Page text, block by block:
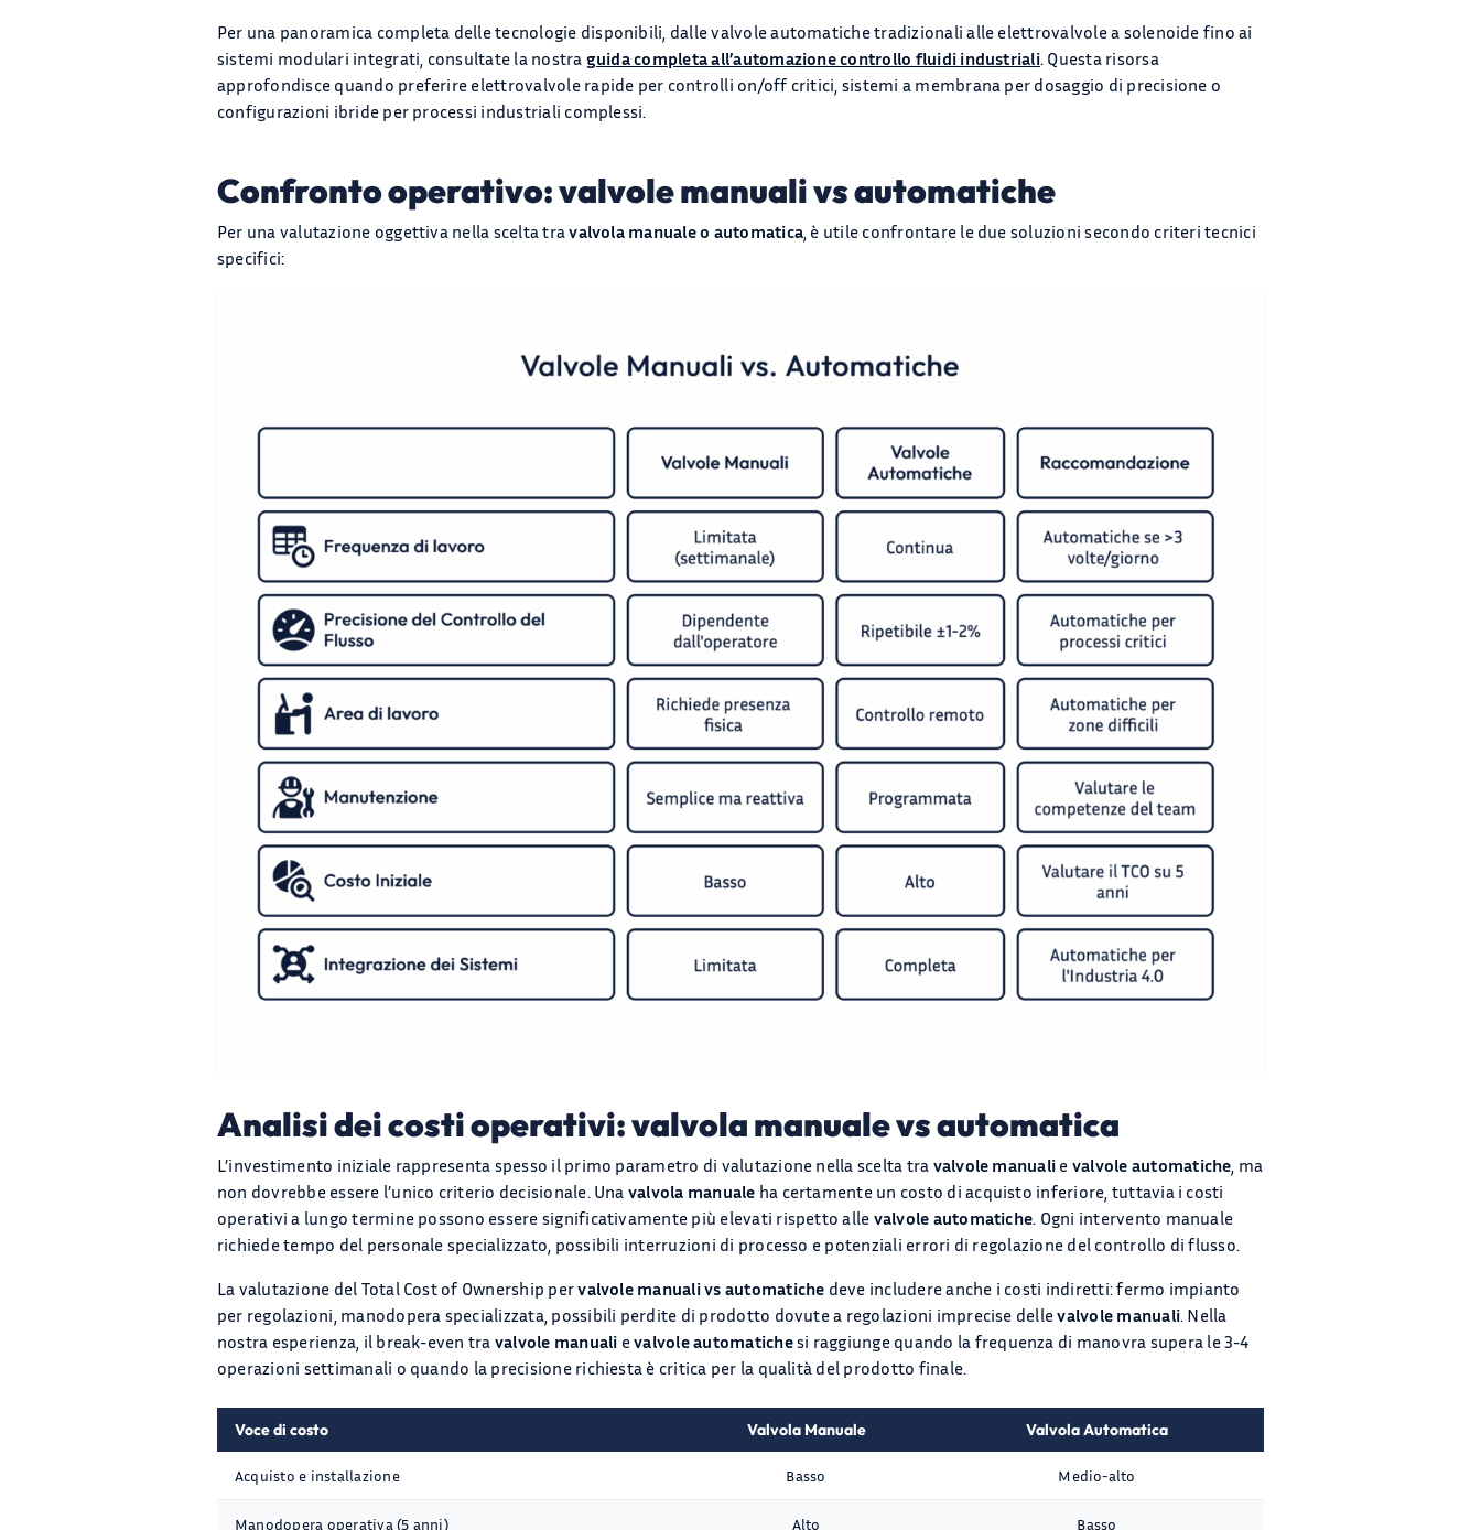
Per una panoramica completa delle tecnologie disponibili, dalle valvole automatiche tradizionali alle elettrovalvole a solenoide fino ai
sistemi modulari integrati, consultate la nostra guida completa all’automazione controllo fluidi industriali. Questa risorsa
approfondisce quando preferire elettrovalvole rapide per controlli on/off critici, sistemi a membrana per dosaggio di precisione o
configurazioni ibride per processi industriali complessi.
Confronto operativo: valvole manuali vs automatiche
Per una valutazione oggettiva nella scelta travalvola manuale o automatica , è utile confrontare le due soluzioni secondo criteri tecnici
specifici:
Analisi dei costi operativi: valvola manuale vs automatica
L’investimento iniziale rappresenta spesso il primo parametro di valutazione nella scelta tra valvole manuali e valvole automatiche , ma
non dovrebbe essere l’unico criterio decisionale. Una valvola manuale ha certamente un costo di acquisto inferiore, tuttavia i costi
operativi a lungo termine possono essere significativamente più elevati rispetto alle valvole automatiche. Ogni intervento manuale
richiede tempo del personale specializzato, possibili interruzioni di processo e potenziali errori di regolazione del controllo di flusso.
La valutazione del Total Cost of Ownership pervalvole manuali vs automatiche deve includere anche i costi indiretti: fermo impianto
per regolazioni, manodopera specializzata, possibili perdite di prodotto dovute a regolazioni imprecise dellevalvole manuali. Nella
nostra esperienza, il break-even tra valvole manuali evalvole automatichesi raggiunge quando la frequenza di manovra supera le 3-4
operazioni settimanali o quando la precisione richiesta è critica per la qualità del prodotto finale.
Voce di costo Valvola Manuale Valvola Automatica
Acquisto e installazione Basso Medio-alto
Manodopera operativa (5 anni) Alto Basso